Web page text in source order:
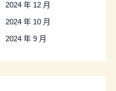
2024 年 12 月
2024 年 10 月
2024 年 9 月